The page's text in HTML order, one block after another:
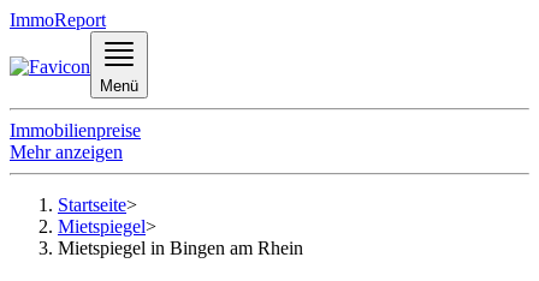
ImmoReport
Menü
Immobilienpreise
Mehr anzeigen
Startseite>
Mietspiegel>
Mietspiegel in Bingen am Rhein